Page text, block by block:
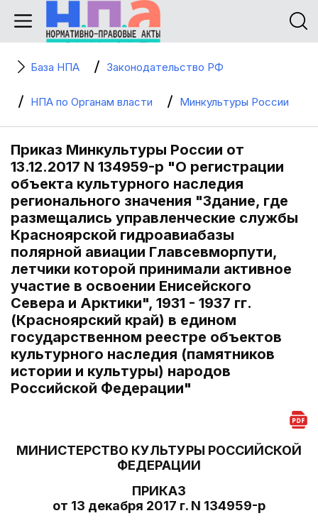
База НПА Законодательство РФ
НПА по Органам власти Минкультуры России
Приказ Минкультуры России от
13.12.2017 N 134959-р "О регистрации
объекта культурного наследия
регионального значения "Здание, где
размещались управленческие службы
Красноярской гидроавиабазы
полярной авиации Главсевморпути,
летчики которой принимали активное
участие в освоении Енисейского
Севера и Арктики", 1931 - 1937 гг.
(Красноярский край) в едином
государственном реестре объектов
культурного наследия (памятников
истории и культуры) народов
Российской Федерации"
МИНИСТЕРСТВО КУЛЬТУРЫ РОССИЙСКОЙ
ФЕДЕРАЦИИ
ПРИКАЗ
от 13 декабря 2017 г. N 134959-р